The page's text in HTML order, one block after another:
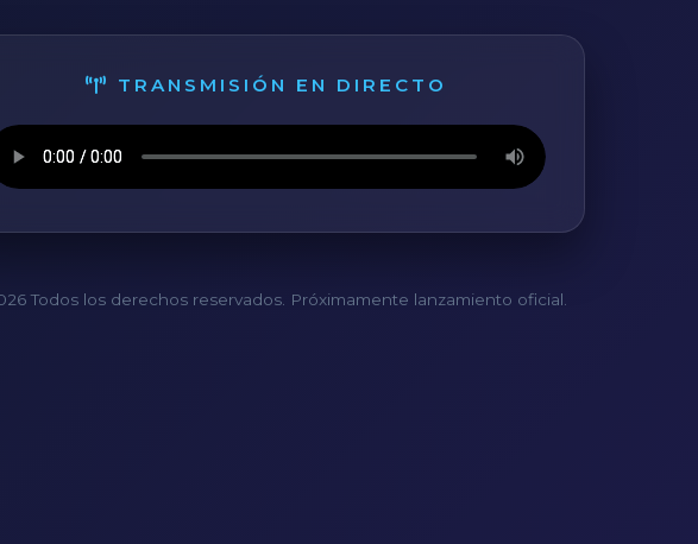
TRANSMISIÓN EN DIRECTO
Todos los derechos reservados. Próximamente lanzamiento oficial.